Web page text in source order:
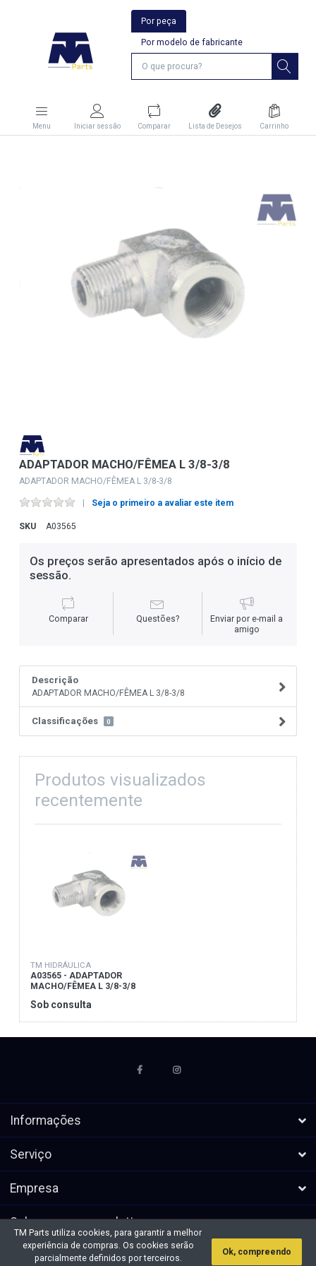
Por peça
Por modelo de fabricante
Menu Iniciar sessão Comparar Lista de Desejos Carrinho
ADAPTADOR MACHO/FÊMEA L 3/8-3/8
ADAPTADOR MACHO/FÊMEA L 3/8-3/8
Seja o primeiro a avaliar este item
SKU A03565
Os preços serão apresentados após o início de
sessão.
Comparar Questões?
Enviar por e-mail a
amigo
Descrição
ADAPTADOR MACHO/FÊMEA L 3/8-3/8
Classificações 0
Produtos visualizados
recentemente
TM HIDRÁULICA
A03565 - ADAPTADOR
MACHO/FÊMEA L 3/8-3/8
Sob consulta
Informações
Serviço
Empresa
Subscrever a newsletters
* Todos os preços excl. IVA, mais
Direitos de autor &cópia; 2026 TM
TM Parts utiliza cookies, para garantir a melhor
experiência de compras. Os cookies serão
parcialmente definidos por terceiros.
Ok, compreendo